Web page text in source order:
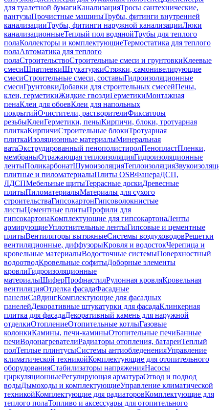
для туалетной бумагиКанализацияТросы сантехнические,
вантузыПрочистные машиныТрубы, фитинги внутренней
канализацииТрубы, фитинги наружной канализацииЛюки
канализационныеТеплый пол водянойТрубы для теплого
полаКоллекторы и комплектующиеТермостатика для теплого
полаАвтоматика для теплого
полаСтроительствоСтроительные смеси и грунтовкиКлеевые
смесиШпатлевкиШтукатуркиСтяжки, самонивелирующие
смесиСтроительные смеси, составыГидроизоляционные
смесиГрунтовкиДобавки для строительных смесейПены,
клеи, герметикиЖидкие гвоздиГерметикиМонтажная
пенаКлеи для обоевКлеи для напольных
покрытийОчистители, растворителиФиксаторы
резьбыКлеиГерметики, пеныКирпичи, блоки, тротуарная
плиткаКирпичиСтроительные блокиТротуарная
плиткаИзоляционные материалыМинеральная
ватаЭкструдированный пенополистиролПенопластПленки,
мембраныОтражающая теплоизоляцияГидроизоляционные
лентыПоликарбонатШумоизоляцияТеплоизоляция
плитные и пиломатериалыПлиты OSBФанераДСП,
ЛДСПМебельные щитыТеррасные доскиДревесные
плитыПиломатериалыМатериалы для сухого
строительстваГипсокартонГипсоволокнистые
листыЦементные плитыПрофили для
гипсокартонаКомплектующие для гипсокартонаЛенты
армирующиеУплотнительные лентыГипсовые и цементные
плитыВентиляторы вытяжныеСистемы воздуховодовРешетки
вентиляционные, диффузорыКровля и водостокЧерепица и
кровельные материалыВодосточные системыПоверхностный
водоотводКровельные софитыДоборные элементы
кровлиГидроизоляционные
материалыШиферПрофнастилРулонная кровляКровельная
вентиляцияОтделка фасадаФасадные
панелиСайдингКомплектующие для фасадных
панелейДекоративные штукатурки для фасадаКлинкерная
плитка для фасадаДекоративный камень для наружной
отделкиОтоплениеОтопительные котлыГазовые
колонкиКамины, печи-каминыОтопительные печиБанные
печиВодонагревателиРадиаторы отопления, батареиТеплый
полТеплые плинтусыСистемы антиобледененияУправление
климатической техникойКомплектующие для отопительного
оборудованияСтабилизаторы напряженияНасосы
циркуляционныеРегулирующая арматураОтвод и подвод
водыДымоходы и комплектующиеУправление климатической
техникойКомплектующие для радиаторовКомплектующие для
теплого полаТопливо и аксессуары для отопительного